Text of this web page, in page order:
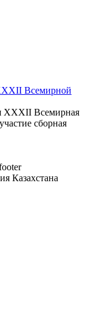
Всемирной
XXXII Всемирная
сборная
Казахстана